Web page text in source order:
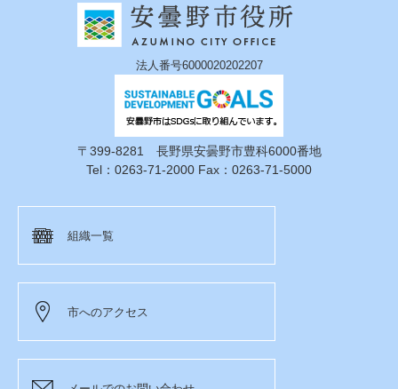
法人番号6000020202207
〒399-8281 長野県安曇野市豊科6000番地
Tel：0263-71-2000 Fax：0263-71-5000
組織一覧
市へのアクセス